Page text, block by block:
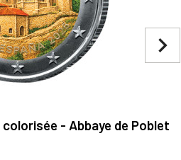
- Abbaye de Poblet
navigate_next